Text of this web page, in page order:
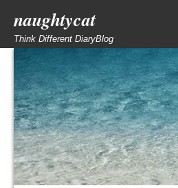
naughtycat
Think Different DiaryBlog